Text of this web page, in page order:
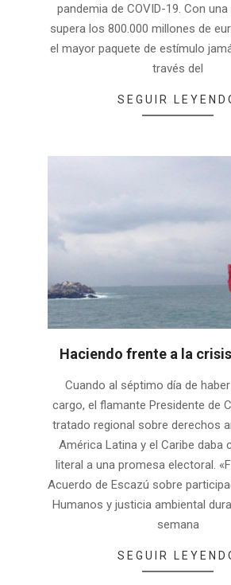
pandemia de COVID-19. Con
supera los 800.000 millones de
el mayor paquete de estímulo
través del
SEGUIR
Haciendo frente a la
04
Cuando al séptimo día de
cargo, el flamante Presidente de
tratado regional sobre derechos
América Latina y el Caribe daba
literal a una promesa electoral.
Acuerdo de Escazú sobre
Humanos y justicia ambiental
semana
SEGUIR